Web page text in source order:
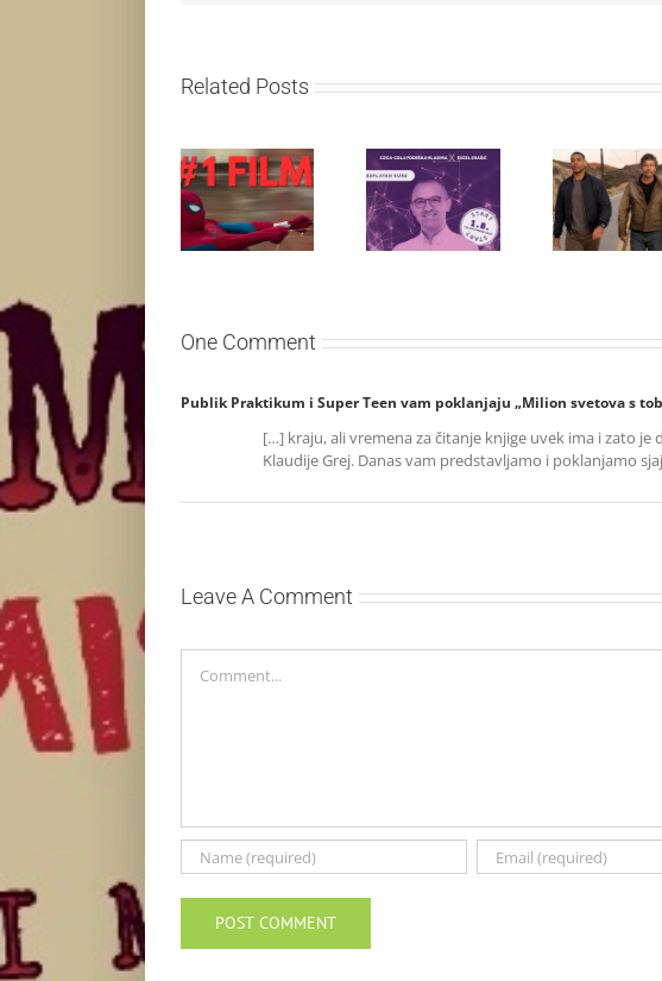
Related Posts
Najuspešnije
otvaranje
studijskog
filma u Srbiji:
Spajdermen:
vikenda
Priključi se
besplatnoj
regionalnoj AI
edukaciji i
nauči kako da
praksi
HBO Max
predstavio
službeni
One Comment
Publik Praktikum i Super Teen vam poklanjaju „Milion svetova s
[…] kraju, ali vremena za čitanje knjige uvek ima i zato
Klaudije Grej. Danas vam predstavljamo i poklanjamo
Leave A Comment